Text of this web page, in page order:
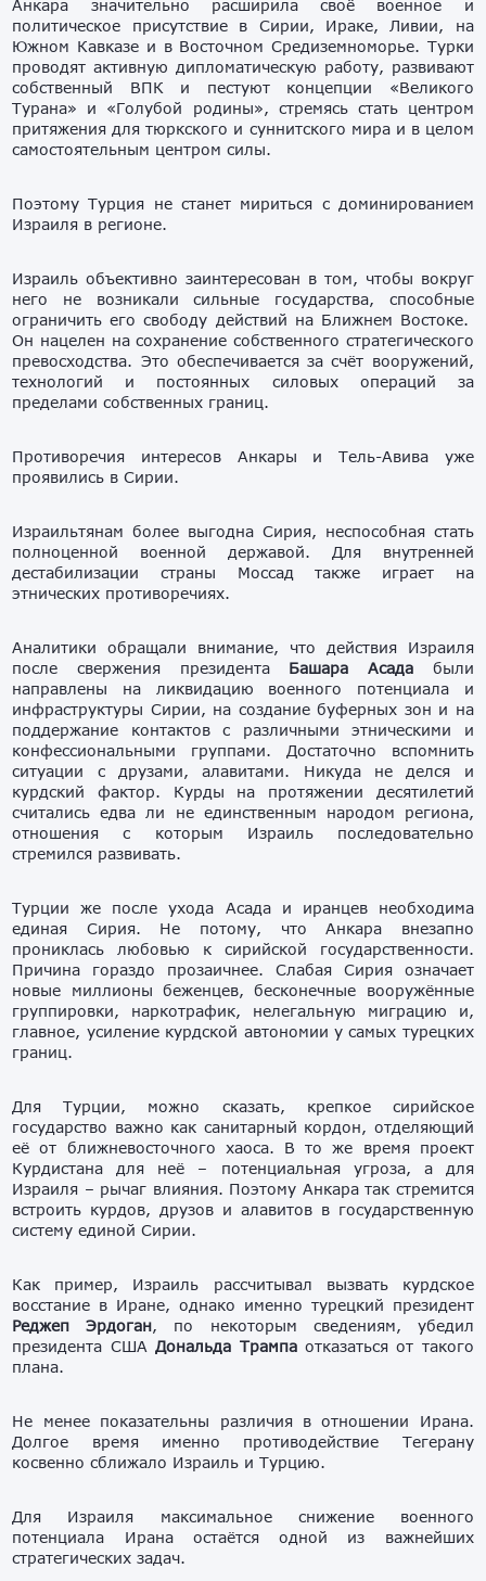
Анкара значительно расширила своё военное и
политическое присутствие в Сирии, Ираке, Ливии, на
Южном Кавказе и в Восточном Средиземноморье. Турки
проводят активную дипломатическую работу, развивают
собственный ВПК и пестуют концепции «Великого
Турана» и «Голубой родины», стремясь стать центром
притяжения для тюркского и суннитского мира и в целом
самостоятельным центром силы.
Поэтому Турция не станет мириться с доминированием
Израиля в регионе.
Израиль объективно заинтересован в том, чтобы вокруг
него не возникали сильные государства, способные
ограничить его свободу действий на Ближнем Востоке.
Он нацелен на сохранение собственного стратегического
превосходства. Это обеспечивается за счёт вооружений,
технологий и постоянных силовых операций за
пределами собственных границ.
Противоречия интересов Анкары и Тель-Авива уже
проявились в Сирии.
Израильтянам более выгодна Сирия, неспособная стать
полноценной военной державой. Для внутренней
дестабилизации страны Моссад также играет на
этнических противоречиях.
Аналитики обращали внимание, что действия Израиля
после свержения президента Башара Асада были
направлены на ликвидацию военного потенциала и
инфраструктуры Сирии, на создание буферных зон и на
поддержание контактов с различными этническими и
конфессиональными группами. Достаточно вспомнить
ситуации с друзами, алавитами. Никуда не делся и
курдский фактор. Курды на протяжении десятилетий
считались едва ли не единственным народом региона,
отношения с которым Израиль последовательно
стремился развивать.
Турции же после ухода Асада и иранцев необходима
единая Сирия. Не потому, что Анкара внезапно
прониклась любовью к сирийской государственности.
Причина гораздо прозаичнее. Слабая Сирия означает
новые миллионы беженцев, бесконечные вооружённые
группировки, наркотрафик, нелегальную миграцию и,
главное, усиление курдской автономии у самых турецких
границ.
Для Турции, можно сказать, крепкое сирийское
государство важно как санитарный кордон, отделяющий
её от ближневосточного хаоса. В то же время проект
Курдистана для неё – потенциальная угроза, а для
Израиля – рычаг влияния. Поэтому Анкара так стремится
встроить курдов, друзов и алавитов в государственную
систему единой Сирии.
Как пример, Израиль рассчитывал вызвать курдское
восстание в Иране, однако именно турецкий президент
Реджеп Эрдоган, по некоторым сведениям, убедил
президента СШАДональда Трампаотказаться от такого
плана.
Не менее показательны различия в отношении Ирана.
Долгое время именно противодействие Тегерану
косвенно сближало Израиль и Турцию.
Для Израиля максимальное снижение военного
потенциала Ирана остаётся одной из важнейших
стратегических задач.